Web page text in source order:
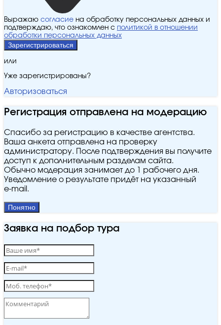
Выражаю согласие на обработку персональных данных и
подтверждаю, что ознакомлен с политикой в отношении
обработки персональных данных
Зарегистрироваться
или
Уже зарегистрированы?
Авторизоваться
Регистрация отправлена на модерацию
Спасибо за регистрацию в качестве агентства.
Ваша анкета отправлена на проверку
администратору. После подтверждения вы получите
доступ к дополнительным разделам сайта.
Обычно модерация занимает до 1 рабочего дня.
Уведомление о результате придёт на указанный
e‑mail.
Понятно
Заявка на подбор тура